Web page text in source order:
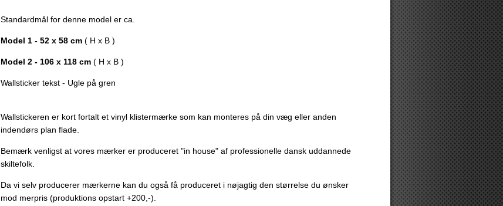
Standardmål for denne model er ca.
Model 1 - 52 x 58 cm ( H x B )
Model 2 - 106 x 118 cm ( H x B )
Wallsticker tekst - Ugle på gren
Wallstickeren er kort fortalt et vinyl klistermærke som kan monteres på din væg eller anden
indendørs plan flade.
Bemærk venligst at vores mærker er produceret "in house" af professionelle dansk uddannede
skiltefolk.
Da vi selv producerer mærkerne kan du også få produceret i nøjagtig den størrelse du ønsker
mod merpris (produktions opstart +200,-).